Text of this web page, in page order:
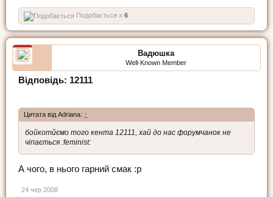
Подобається x 6
Вадюшка
Well-Known Member
Відповідь: 12111
Цитата від Adriana: ↑
бойкотйємо того кента 12111, хай до нас форумчанок не
чіпається :feminist:
А чого, в нього гарний смак :p
24 чер 2008